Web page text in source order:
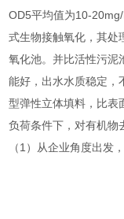
OD5平均值为10-
式生物接触氧化，其处
氧化池。并比活性污泥
能好，出水水质稳定，
型弹性立体填料，比表
负荷条件下，对有机物
（1）从企业角度出发